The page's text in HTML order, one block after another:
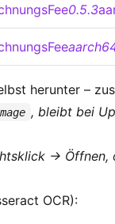
0.5.3
herunter –
, bleibt bei
→ Öffnen,
OCR):